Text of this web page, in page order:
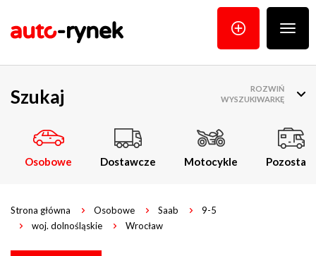
menu
Szukaj
Osobowe Dostawcze Motocykle Pozostałe
ROZWIŃ
WYSZUKIWARKĘ
Strona główna Osobowe Saab
9-5
woj. dolnośląskie
Wrocław